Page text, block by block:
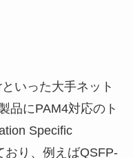
いった大手ネット
品にPAM4対応のト
Specific
おり、例えばQSFP-